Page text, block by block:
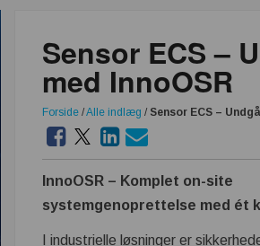
Sensor ECS –
med InnoOSR
Forside /Alle indlæg / Sensor ECS –
InnoOSR – Komplet on-site
systemgenoprettelse med ét
I industrielle løsninger er